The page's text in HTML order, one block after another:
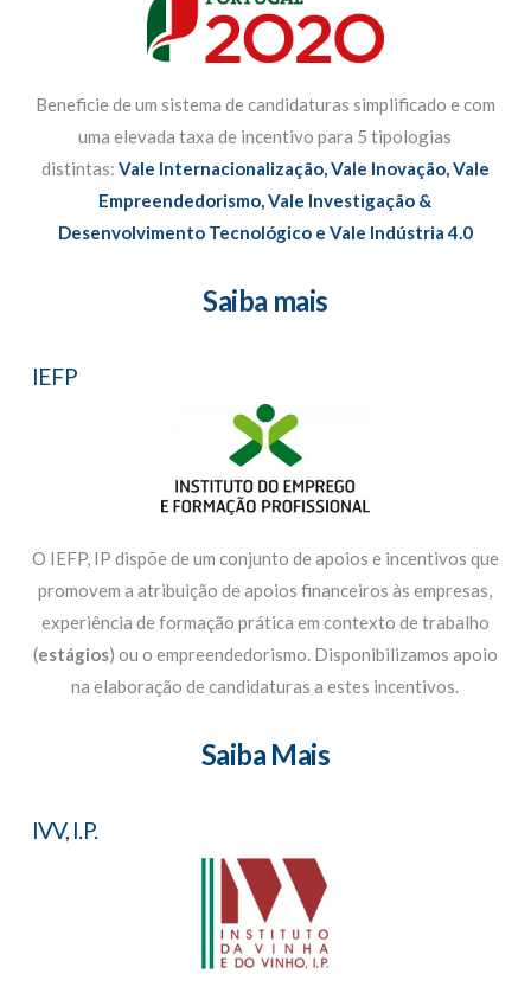
Beneficie de um sistema de candidaturas simplificado e com
uma elevada taxa de incentivo para 5 tipologias
distintas: Vale Internacionalização, Vale Inovação, Vale
Empreendedorismo, Vale Investigação &
Desenvolvimento Tecnológico e Vale Indústria 4.0
Saiba mais
IEFP
O IEFP, IP dispõe de um conjunto de apoios e incentivos que
promovem a atribuição de apoios financeiros às empresas,
experiência de formação prática em contexto de trabalho
(estágios) ou o empreendedorismo. Disponibilizamos apoio
na elaboração de candidaturas a estes incentivos.
Saiba Mais
IVV, I.P.